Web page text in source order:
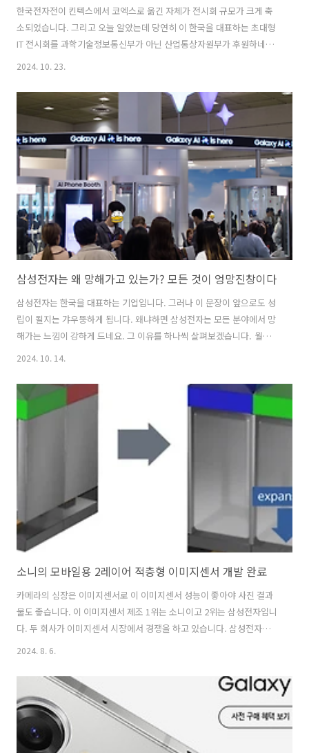
한국전자전이 킨텍스에서 코엑스로 옮긴 자체가 전시회 규모가 크게 축
소되었습니다. 그리고 오늘 알았는데 당연히 이 한국을 대표하는 초대형
IT 전시회를 과학기술정보통신부가 아닌 산업통상자원부가 후원하네요.
좀 알겠네요. 봄에 하는 역사가 20년도 안 된 새로 생긴 월드IT쇼가 과학
한국전자전은 과학기술정보통신부가 후원도 주최도 안 하네요. 그래서
요즘 한국을 대표하는 IT 전시회는 한국전자전이 아닌 월드 IT쇼로 변했
네요. 올 봄에 본 월드 IT쇼는 엄청난 인기와 인파에 밀려다니면서 봤습니
다. 우울한 한국전자전의 인기 한국전자전은 누가 뭐라고 해도 역사나
규모나 한국을 대표하는 초대형 전자쇼입니다. 1969년 시작해서 올해로
55회째입니다..
2024. 10. 23.
삼성전자는 왜 망해가고 있는가? 모든 것이 엉망진창이다
삼성전자는 한국을 대표하는 기업입니다. 그러나 이 문장이 앞으로도 성
립이 될지는 갸우뚱하게 됩니다. 왜냐하면 삼성전자는 모든 분야에서 망
해가는 느낌이 강하게 드네요. 그 이유를 하나씩 살펴보겠습니다. 월드IT
쇼와 한국전자전에서 느낀 진화를 멈춘 삼성전자한국의 대표적인 IT 전
두 전시회의 주인공은 삼성전자와 LG전자입니다. 그러나 한 3년 전부터
삼성전자 부스에 이상한 분위기가 흘렀습니다. 신제품 전시는 거의 없고
작년에 전시한 제품을 그대로 꺼내와서 전시를 했습니다. 그리고 올봄에
열린 월드IT쇼에는 작년에 이어서 부스 전체를 갤럭시 S23, 갤럭시 S24
로 도배를 했습니다. 삼성전자의 새로운 제품 체험 기회는 없고 그냥 집
2024. 10. 14.
소니의 모바일용 2레이어 적층형 이미지센서 개발 완료
카메라의 심장은 이미지센서로 이 이미지센서 성능이 좋아야 사진 결과
물도 좋습니다. 이 이미지센서 제조 1위는 소니이고 2위는 삼성전자입니
다. 두 회사가 이미지센서 시장에서 경쟁을 하고 있습니다. 삼성전자는
합니다. 소니의 2레이어 적층형 이미지센서의 특징 디지털카메라에는
이미지센서가 있습니다. 렌즈를 통해서 들어온 빛을 포토다이오드를 통
해서 전기적 신호로 변환합니다. 그 전기적 신호를 트랜지스터를 지나서
SD 카드에 디지털 정보로 저장합니다. 지금까지 이미지센서는 포토다이
오드와 같은 층에 전자 회로와 트랜지스터와 메모리 등을 함께 넣었기 때
2024. 8. 6.